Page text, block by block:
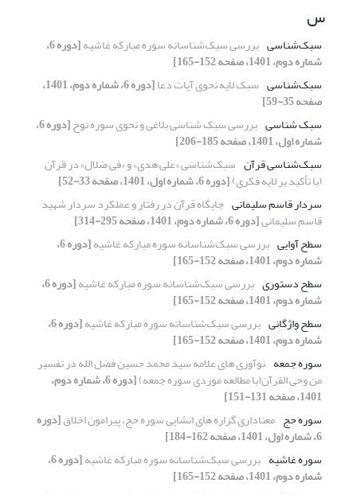
س
سبک‌شناسی بررسی سبک‌شناسانه سوره مبارکه غاشیه [دوره 6،
شماره دوم، 1401، صفحه 152-165]
سبک‌شناسی سبک لایه نحوی آیات دعا [دوره 6، شماره دوم، 1401،
صفحه 35-59]
سبک شناسی بررسی سبک شناسی بلاغی و نحوی سوره نوح [دوره 6،
شماره اول، 1401، صفحه 185-206]
سبک‌شناسی قرآن سبک‌شناسی «علی هدی» و «فی ضلال» در قرآن
(با تأکید بر لایه فکری)[دوره 6، شماره اول، 1401، صفحه 33-52]
سردار قاسم سلیمانی جایگاه قرآن در رفتار و عملکرد سردار شهید
قاسم سلیمانی[دوره 6، شماره دوم، 1401، صفحه 295-314]
سطح آوایی بررسی سبک‌شناسانه سوره مبارکه غاشیه [دوره 6،
شماره دوم، 1401، صفحه 152-165]
سطح دستوری بررسی سبک‌شناسانه سوره مبارکه غاشیه [دوره 6،
شماره دوم، 1401، صفحه 152-165]
سطح واژگانی بررسی سبک‌شناسانه سوره مبارکه غاشیه [دوره 6،
شماره دوم، 1401، صفحه 152-165]
سوره جمعه نوآوری های علامه سید محمد حسین فضل الله در تفسیر
من وحی القرآن(با مطالعه موردی سوره جمعه) [دوره 6، شماره دوم،
1401، صفحه 131-151]
سوره حج معناداری گزاره های انشایی سوره حج، پیرامون اخلاق[دوره
6، شماره اول، 1401، صفحه 162-184]
سوره غاشیه بررسی سبک‌شناسانه سوره مبارکه غاشیه [دوره 6،
شماره دوم، 1401، صفحه 152-165]